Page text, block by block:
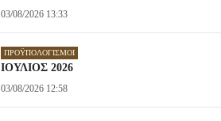
03/08/2026 13:33
ΠΡΟΫΠΟΛΟΓΙΣΜΟΊ
ΙΟΥΛΙΟΣ 2026
03/08/2026 12:58